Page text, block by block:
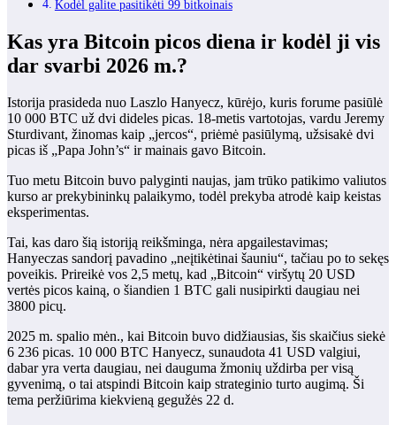
Kodėl galite pasitikėti 99 bitkoinais
Kas yra Bitcoin picos diena ir kodėl ji vis
dar svarbi 2026 m.?
Istorija prasideda nuo Laszlo Hanyecz, kūrėjo, kuris forume pasiūlė
10 000 BTC už dvi dideles picas. 18-metis vartotojas, vardu Jeremy
Sturdivant, žinomas kaip „jercos“, priėmė pasiūlymą, užsisakė dvi
picas iš „Papa John’s“ ir mainais gavo Bitcoin.
Tuo metu Bitcoin buvo palyginti naujas, jam trūko patikimo valiutos
kurso ar prekybininkų palaikymo, todėl prekyba atrodė kaip keistas
eksperimentas.
Tai, kas daro šią istoriją reikšminga, nėra apgailestavimas;
Hanyeczas sandorį pavadino „neįtikėtinai šauniu“, tačiau po to sekęs
poveikis. Prireikė vos 2,5 metų, kad „Bitcoin“ viršytų 20 USD
vertės picos kainą, o šiandien 1 BTC gali nusipirkti daugiau nei
3800 picų.
2025 m. spalio mėn., kai Bitcoin buvo didžiausias, šis skaičius siekė
6 236 picas. 10 000 BTC Hanyecz, sunaudota 41 USD valgiui,
dabar yra verta daugiau, nei dauguma žmonių uždirba per visą
gyvenimą, o tai atspindi Bitcoin kaip strateginio turto augimą. Ši
tema peržiūrima kiekvieną gegužės 22 d.